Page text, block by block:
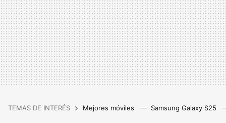
TEMAS DE INTERÉS Mejores móviles Samsung Galaxy S25